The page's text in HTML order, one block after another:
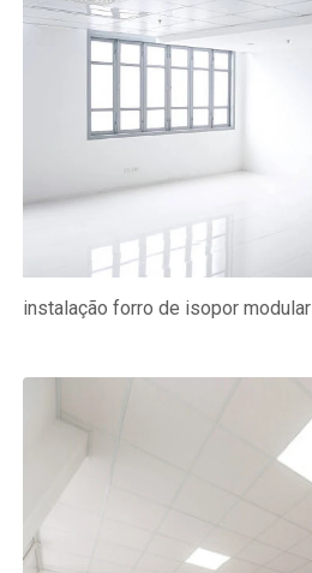
instalação forro de isopor modular